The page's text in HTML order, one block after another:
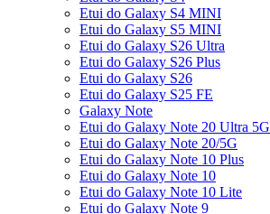
Etui do Galaxy S4 MINI
Etui do Galaxy S5 MINI
Etui do Galaxy S26 Ultra
Etui do Galaxy S26 Plus
Etui do Galaxy S26
Etui do Galaxy S25 FE
Galaxy Note
Etui do Galaxy Note 20 Ultra 5G
Etui do Galaxy Note 20/5G
Etui do Galaxy Note 10 Plus
Etui do Galaxy Note 10
Etui do Galaxy Note 10 Lite
Etui do Galaxy Note 9